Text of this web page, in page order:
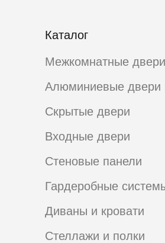
Каталог
Межкомнатные двери
Входные двери
Алюминиевые двери
Стеновые панели
Скрытые двери
Гардеробные
Диваны и кровати
Стеллажи и полки